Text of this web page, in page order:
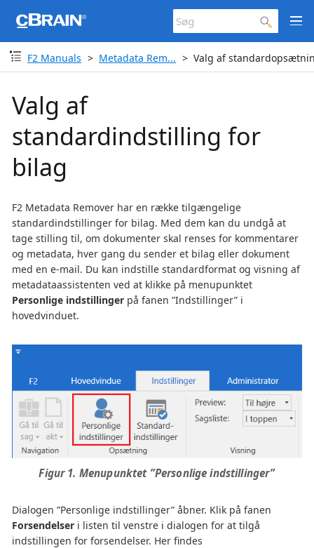
F2 Manuals Metadata Rem... Valg af
Valg af
standardindstilling for
bilag
F2 Metadata Remover har en række tilgængelige
standardindstillinger for bilag. Med dem kan du undgå at
tage stilling til, om dokumenter skal renses for kommentarer
og metadata, hver gang du sender et bilag eller dokument
med en e-mail. Du kan indstille standardformat og visning af
metadataassistenten ved at klikke på menupunktet
Personlige indstillinger på fanen ”Indstillinger” i
hovedvinduet.
Figur 1. Menupunktet ”Personlige indstillinger”
Dialogen ”Personlige indstillinger” åbner. Klik på fanen
Forsendelser i listen til venstre i dialogen for at tilgå
indstillingen for forsendelser. Her findes